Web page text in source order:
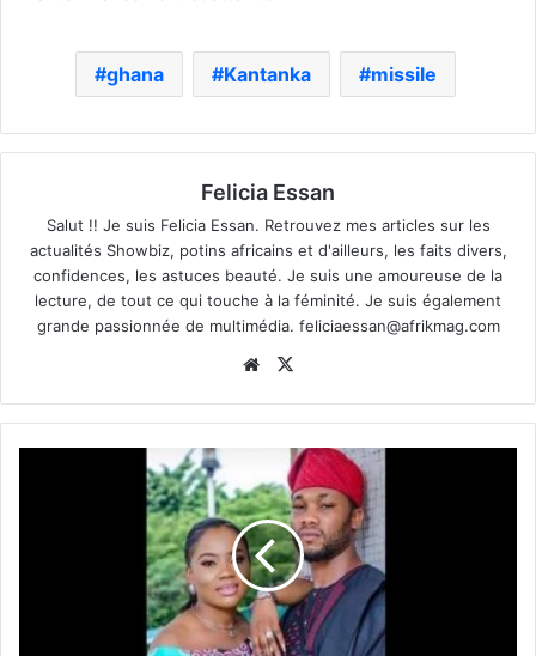
ghana Kantanka missile
Felicia Essan
Salut !! Je suis Felicia Essan. Retrouvez mes articles sur les
actualités Showbiz, potins africains et d'ailleurs, les faits divers,
confidences, les astuces beauté. Je suis une amoureuse de la
lecture, de tout ce qui touche à la féminité. Je suis également
grande passionnée de multimédia. feliciaessan@afrikmag.com
Website